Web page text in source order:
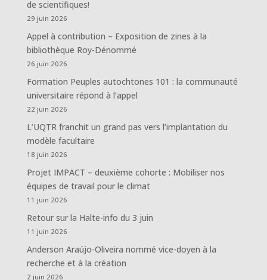
de scientifiques!
29 juin 2026
Appel à contribution – Exposition de zines à la
bibliothèque Roy-Dénommé
26 juin 2026
Formation Peuples autochtones 101 : la communauté
universitaire répond à l’appel
22 juin 2026
L’UQTR franchit un grand pas vers l’implantation du
modèle facultaire
18 juin 2026
Projet IMPACT – deuxième cohorte : Mobiliser nos
équipes de travail pour le climat
11 juin 2026
Retour sur la Halte-info du 3 juin
11 juin 2026
Anderson Araújo-Oliveira nommé vice-doyen à la
recherche et à la création
2 juin 2026